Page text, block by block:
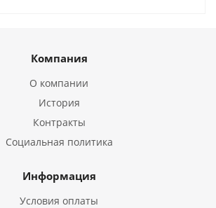
Компания
О компании
История
Контракты
Социальная политика
Информация
Условия оплаты